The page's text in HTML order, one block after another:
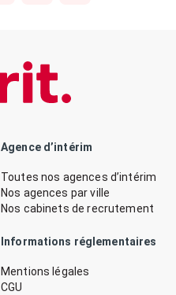
Agence d’intérim
Toutes nos agences d’intérim
Nos agences par ville
Nos cabinets de recrutement
Informations réglementaires
Mentions légales
CGU